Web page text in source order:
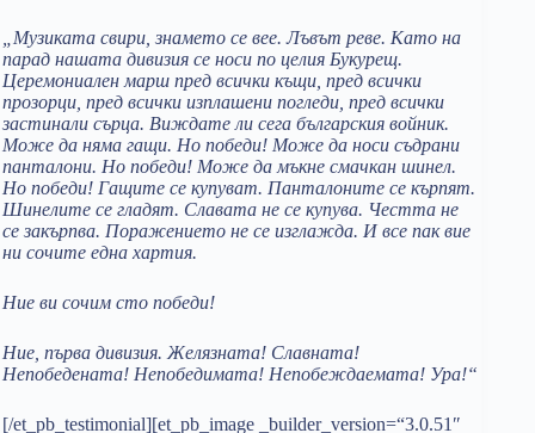
„Музиката свири, знамето се вее. Лъвът реве. Като на
парад нашата дивизия се носи по целия Букурещ.
Церемониален марш пред всички къщи, пред всички
прозорци, пред всички изплашени погледи, пред всички
застинали сърца. Виждате ли сега българския войник.
Може да няма гащи. Но победи! Може да носи съдрани
панталони. Но победи! Може да мъкне смачкан шинел.
Но победи! Гащите се купуват. Панталоните се кърпят.
Шинелите се гладят. Славата не се купува. Честта не
се закърпва. Поражението не се изглажда. И все пак вие
ни сочите една хартия.
Ние ви сочим сто победи!
Ние, първа дивизия. Желязната! Славната!
Непобедената! Непобедимата! Непобеждаемата! Ура!“
[/et_pb_testimonial][et_pb_image _builder_version=“3.0.51″